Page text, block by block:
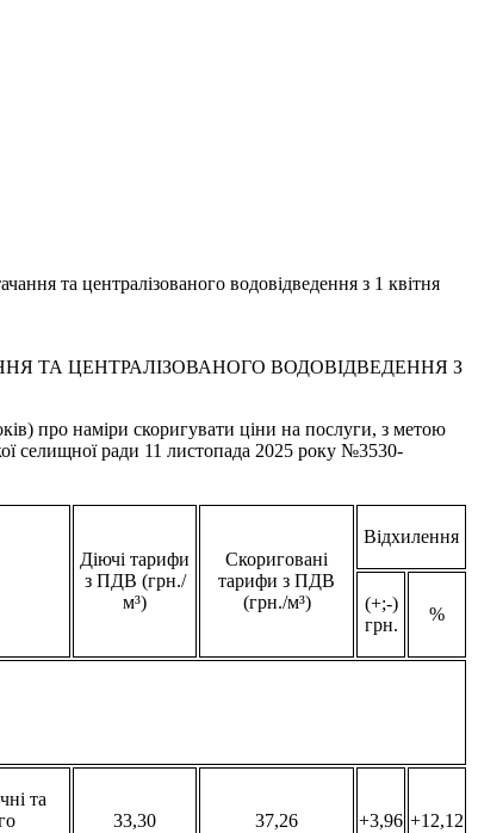
та централізованого водовідведення з 1 квітня
ТА ЦЕНТРАЛІЗОВАНОГО ВОДОВІДВЕДЕННЯ З
про наміри скоригувати ціни на послуги, з метою
селищної ради 11 листопада 2025 року №3530-
Діючі тарифи
з ПДВ (грн./
м³)
Скориговані
тарифи з ПДВ
(грн./м³)
Відхилення
(+;-)
грн.
%
та
33,30 37,26 +3,96 +12,12